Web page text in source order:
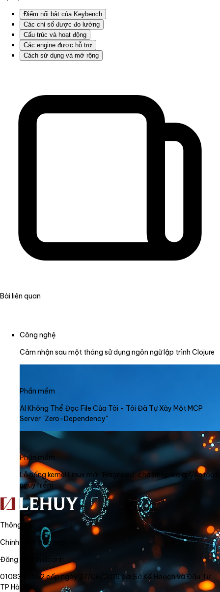
Điểm nổi bật của Keybench
Các chỉ số được đo lường
Cấu trúc và hoạt động
Các engine được hỗ trợ
Cách sử dụng và mở rộng
Bài liên quan
Công nghệ
Cảm nhận sau một tháng sử dụng ngôn ngữ lập trình Clojure
Phần mềm
AI Không Thể Đọc File Của Tôi - Tôi Đã Tự Xây Một MCP
Server "Zero-Dependency"
Phần mềm
Lỗ hổng kernel Linux mới "Fragnesia" cho phép leo quyền root
nguy hiểm
Thông tin
Chính sách bảo mật
Đăng ký kinh doanh
0108340562 cấp ngày 27/06/2018 bởi Sở Kế Hoạch và Đầu Tư
TP Hà Nội